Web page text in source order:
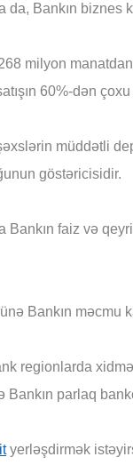
da, Bankın biznes
milyon
60%-dən
müddətli
göstəricisidir.
Bankın faiz və
Bankın məcmu
regionlarda
Bankın parlaq
yerləşdirmək